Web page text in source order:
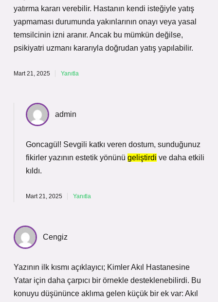
yatırma kararı verebilir. Hastanın kendi isteğiyle yatış
yapmaması durumunda yakınlarının onayı veya yasal
temsilcinin izni aranır. Ancak bu mümkün değilse,
psikiyatri uzmanı kararıyla doğrudan yatış yapılabilir.
Mart 21, 2025 Yanıtla
admin
Goncagül! Sevgili katkı veren dostum, sunduğunuz
fikirler yazının estetik yönünü geliştirdi ve daha etkili
kıldı.
Mart 21, 2025 Yanıtla
Cengiz
Yazının ilk kısmı açıklayıcı; Kimler Akıl Hastanesine
Yatar için daha çarpıcı bir örnekle desteklenebilirdi. Bu
konuyu düşününce aklıma gelen küçük bir ek var: Akıl